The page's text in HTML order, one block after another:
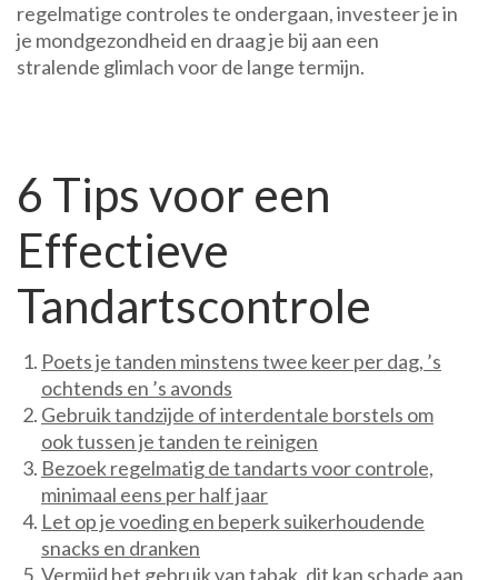
regelmatige controles te ondergaan, investeer je in
je mondgezondheid en draag je bij aan een
stralende glimlach voor de lange termijn.
6 Tips voor een
Effectieve
Tandartscontrole
Poets je tanden minstens twee keer per dag, ’s
ochtends en ’s avonds
Gebruik tandzijde of interdentale borstels om
ook tussen je tanden te reinigen
Bezoek regelmatig de tandarts voor controle,
minimaal eens per half jaar
Let op je voeding en beperk suikerhoudende
snacks en dranken
Vermijd het gebruik van tabak, dit kan schade aan